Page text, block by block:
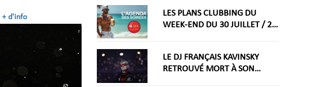
+ d'info
2026
LES PLANS CLUBBING DU
WEEK-END DU 30 JUILLET / 2
LE DJ FRANÇAIS KAVINSKY
RETROUVÉ MORT À SON